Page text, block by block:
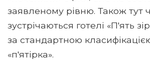
заявленому рівню. Також тут
зустрічаються готелі «П'ять
за стандартною
«п'ятірка».